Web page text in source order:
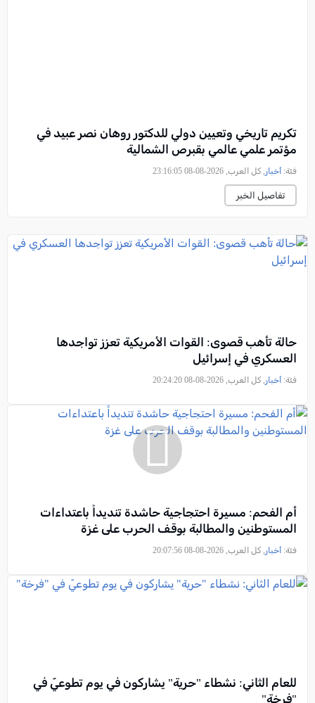
تكريم تاريخي وتعيين دولي للدكتور روهان نصر عبيد في
مؤتمر علمي عالمي بقبرص الشمالية
فئة: أخبار , كل العرب, 2026-08-08 23:16:05
تفاصيل الخبر
حالة تأهب قصوى: القوات الأمريكية تعزز تواجدها
العسكري في إسرائيل
فئة: أخبار , كل العرب, 2026-08-08 20:24:20
أم الفحم: مسيرة احتجاجية حاشدة تنديداً باعتداءات
المستوطنين والمطالبة بوقف الحرب على غزة
فئة: أخبار , كل العرب, 2026-08-08 20:07:56
للعام الثاني: نشطاء "حرية" يشاركون في يوم تطوعيّ في
"فرخة"